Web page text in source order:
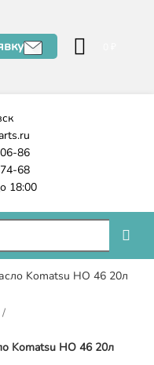
86
68
18:00
Komatsu HO 46 20л